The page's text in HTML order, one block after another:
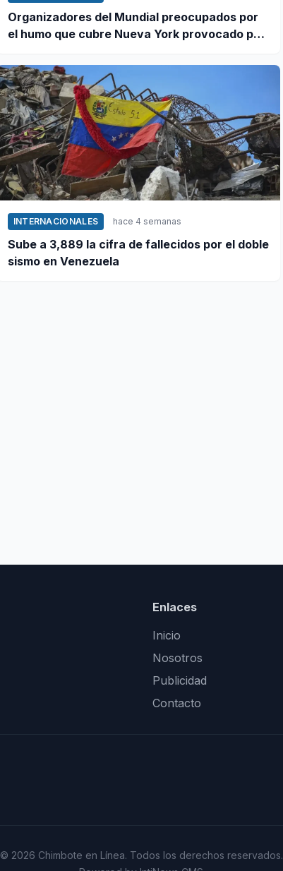
Organizadores del Mundial preocupados por
el humo que cubre Nueva York provocado por
INTERNACIONALES hace 4 semanas
Sube a 3,889 la cifra de fallecidos por el doble
sismo en Venezuela
Enlaces
Inicio
Nosotros
Publicidad
Contacto
© 2026 Chimbote en Línea. Todos los derechos reservados.